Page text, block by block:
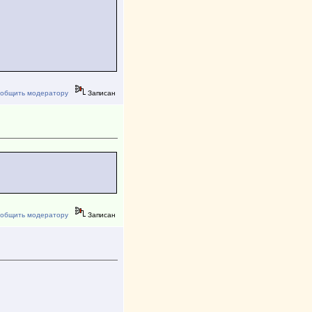
модератору Записан
модератору Записан